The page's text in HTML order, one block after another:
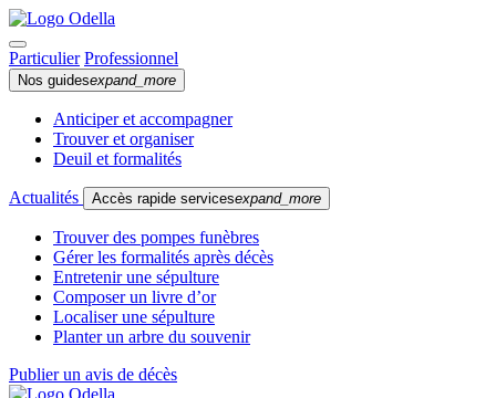
Particulier Professionnel
Nos guidesexpand_more
Anticiper et accompagner
Trouver et organiser
Deuil et formalités
Actualités Accès rapide servicesexpand_more
Trouver des pompes funèbres
Gérer les formalités après décès
Entretenir une sépulture
Composer un livre d’or
Localiser une sépulture
Planter un arbre du souvenir
Publier un avis de décès